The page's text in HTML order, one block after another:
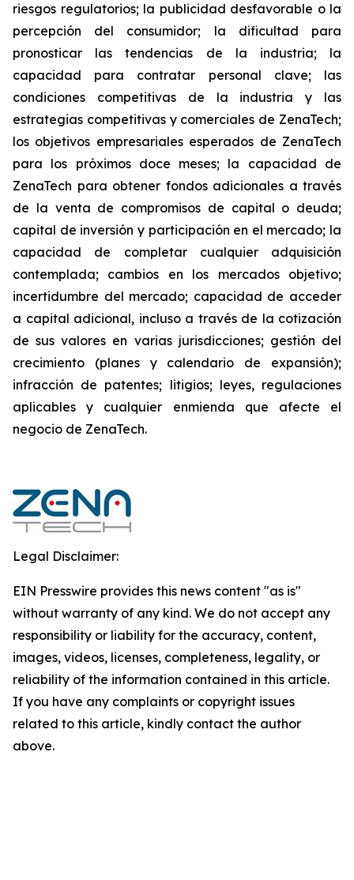
riesgos regulatorios; la publicidad desfavorable o la
percepción del consumidor; la dificultad para
pronosticar las tendencias de la industria; la
capacidad para contratar personal clave; las
condiciones competitivas de la industria y las
estrategias competitivas y comerciales de ZenaTech;
los objetivos empresariales esperados de ZenaTech
para los próximos doce meses; la capacidad de
ZenaTech para obtener fondos adicionales a través
de la venta de compromisos de capital o deuda;
capital de inversión y participación en el mercado; la
capacidad de completar cualquier adquisición
contemplada; cambios en los mercados objetivo;
incertidumbre del mercado; capacidad de acceder
a capital adicional, incluso a través de la cotización
de sus valores en varias jurisdicciones; gestión del
crecimiento (planes y calendario de expansión);
infracción de patentes; litigios; leyes, regulaciones
aplicables y cualquier enmienda que afecte el
negocio de ZenaTech.
Legal Disclaimer:
EIN Presswire provides this news content "as is"
without warranty of any kind. We do not accept any
responsibility or liability for the accuracy, content,
images, videos, licenses, completeness, legality, or
reliability of the information contained in this article.
If you have any complaints or copyright issues
related to this article, kindly contact the author
above.